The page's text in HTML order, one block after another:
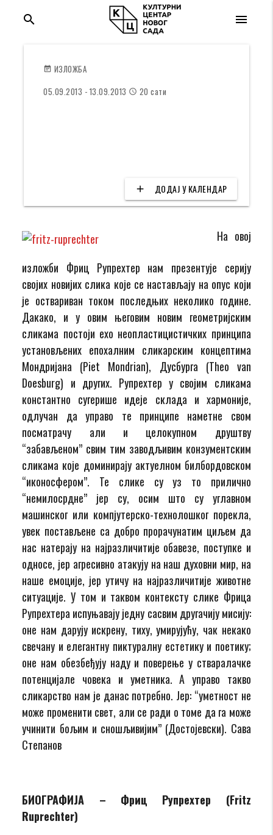
menu
search
event_note ИЗЛОЖБА
05.09.2013 - 13.09.2013 access_time 20 сати
add ДОДАЈ У КАЛЕНДАР
На овој
изложби Фриц Рупрехтер нам презентује серију
својих новијих слика које се настављају на опус који
је оствариван током последњих неколико године.
Дакако, и у овим његовим новим геометријским
сликама постоји ехо неопластицистичких принципа
установљених епохалним сликарским концептима
Мондријана (Piet Mondrian), Дусбурга (Theo van
Doesburg) и других. Рупрехтер у својим сликама
константно сугерише идеје склада и хармоније,
одлучан да управо те принципе наметне свом
посматрачу али и целокупном друштву
“забављеном” свим тим заводљивим конзументским
сликама које доминирају актуелном билбордовском
“иконосфером”. Те слике су уз то прилично
“немилосрдне” јер су, осим што су углавном
машинског или компјутерско-технолошког порекла,
увек постављене са добро прорачунатим циљем да
нас натерају на најразличитије обавезе, поступке и
односе, јер агресивно атакују на наш духовни мир, на
наше емоције, јер утичу на најразличитије животне
ситуације. У том и таквом контексту слике Фрица
Рупрехтера испуњавају једну сасвим другачију мисију:
оне нам дарују искрену, тиху, умирујућу, чак некако
свечану и елегантну пиктуралну естетику и поетику;
оне нам обезбеђују наду и поверење у стваралачке
потенцијале човека и уметника. А управо такво
сликарство нам је данас потребно. Јер: “уметност не
може променити свет, али се ради о томе да га може
учинити бољим и сношљивијим” (Достојевски). Сава
Степанов
БИОГРАФИЈА – Фриц Рупрехтер (Fritz
Ruprechter)